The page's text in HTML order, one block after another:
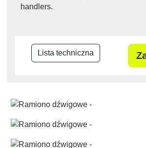
handlers.
Lista techniczna